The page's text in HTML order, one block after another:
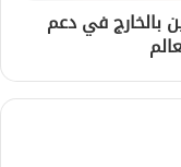
بالخارج في دعم